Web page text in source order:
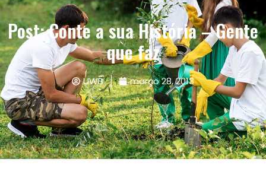
Post: Conte a sua História – Gente
que faz
UWB março 28, 2013